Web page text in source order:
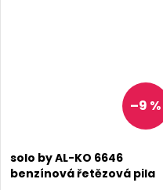
–9 %
solo by AL-KO 6646
benzínová řetězová pila